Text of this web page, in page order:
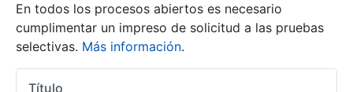
En todos los procesos abiertos es necesario
cumplimentar un impreso de solicitud a las pruebas
selectivas. Más información.
Título